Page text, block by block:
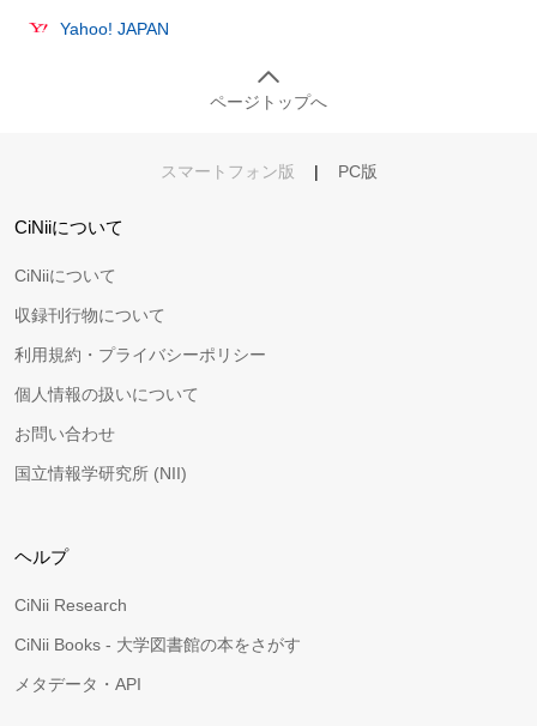
Yahoo! JAPAN
ページトップへ
スマートフォン版 | PC版
CiNiiについて
CiNiiについて
収録刊行物について
利用規約・プライバシーポリシー
個人情報の扱いについて
お問い合わせ
国立情報学研究所 (NII)
ヘルプ
CiNii Research
CiNii Books - 大学図書館の本をさがす
メタデータ・API